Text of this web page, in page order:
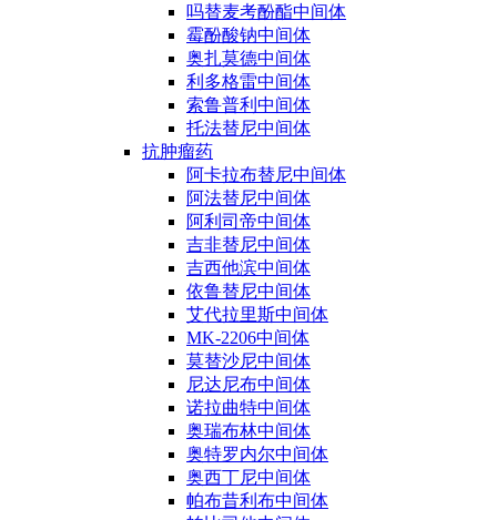
吗替麦考酚酯中间体
霉酚酸钠中间体
奥扎莫德中间体
利多格雷中间体
索鲁普利中间体
托法替尼中间体
抗肿瘤药
阿卡拉布替尼中间体
阿法替尼中间体
阿利司帝中间体
吉非替尼中间体
吉西他滨中间体
依鲁替尼中间体
艾代拉里斯中间体
MK-2206中间体
莫替沙尼中间体
尼达尼布中间体
诺拉曲特中间体
奥瑞布林中间体
奥特罗内尔中间体
奥西丁尼中间体
帕布昔利布中间体